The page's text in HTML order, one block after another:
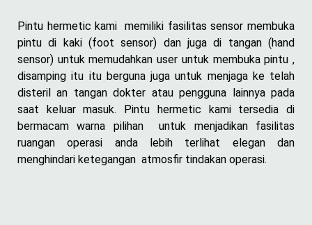
Pintu hermetic kami memiliki fasilitas sensor membuka
pintu di kaki (foot sensor) dan juga di tangan (hand
sensor) untuk memudahkan user untuk membuka pintu ,
disamping itu itu berguna juga untuk menjaga ke telah
disteril an tangan dokter atau pengguna lainnya pada
saat keluar masuk. Pintu hermetic kami tersedia di
bermacam warna pilihan untuk menjadikan fasilitas
ruangan operasi anda lebih terlihat elegan dan
menghindari ketegangan atmosfir tindakan operasi.